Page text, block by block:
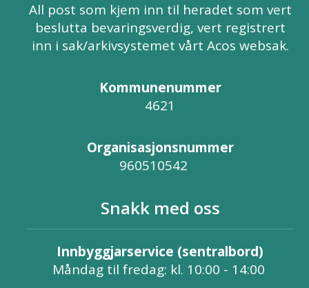
All post som kjem inn til heradet som vert
beslutta bevaringsverdig, vert registrert
inn i sak/arkivsystemet vårt Acos websak.
Kommunenummer
4621
Organisasjonsnummer
960510542
Snakk med oss
Innbyggjarservice (sentralbord)
Måndag til fredag: kl. 10:00 - 14:00